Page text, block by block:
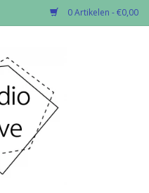
0 Artikelen - €0,00